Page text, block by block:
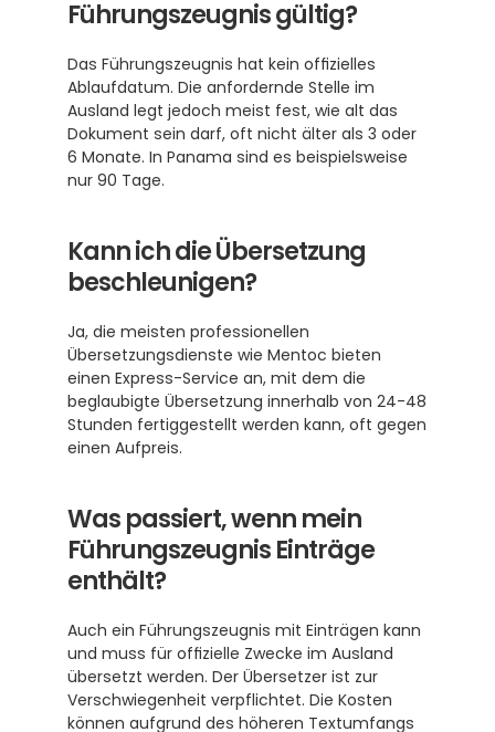
Führungszeugnis gültig?
Das Führungszeugnis hat kein offizielles
Ablaufdatum. Die anfordernde Stelle im
Ausland legt jedoch meist fest, wie alt das
Dokument sein darf, oft nicht älter als 3 oder
6 Monate. In Panama sind es beispielsweise
nur 90 Tage.
Kann ich die Übersetzung
beschleunigen?
Ja, die meisten professionellen
Übersetzungsdienste wie Mentoc bieten
einen Express-Service an, mit dem die
beglaubigte Übersetzung innerhalb von 24-48
Stunden fertiggestellt werden kann, oft gegen
einen Aufpreis.
Was passiert, wenn mein
Führungszeugnis Einträge
enthält?
Auch ein Führungszeugnis mit Einträgen kann
und muss für offizielle Zwecke im Ausland
übersetzt werden. Der Übersetzer ist zur
Verschwiegenheit verpflichtet. Die Kosten
können aufgrund des höheren Textumfangs